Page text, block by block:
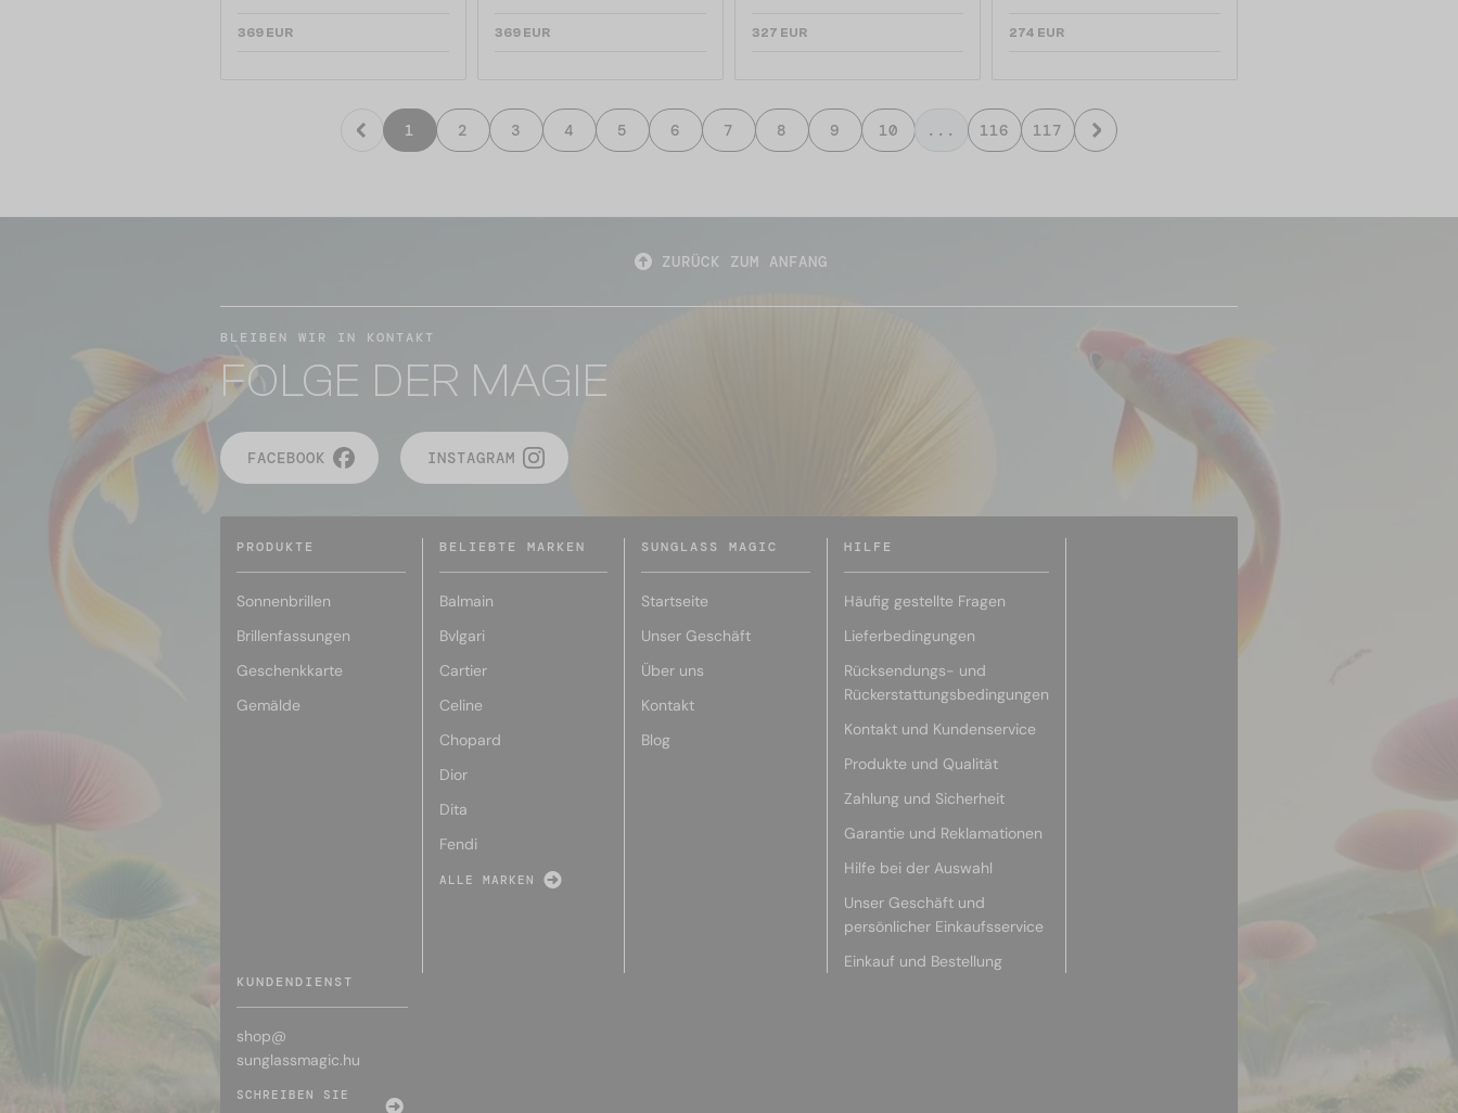
369 EUR 369 EUR 327 EUR 274 EUR
1 2 3 4 5 6 7 8 9 10 ... 116 117
ZURÜCK ZUM ANFANG
BLEIBEN WIR IN KONTAKT
FOLGE DER MAGIE
FACEBOOK INSTAGRAM
PRODUKTE
Sonnenbrillen
Brillenfassungen
Geschenkkarte
Gemälde
BELIEBTE MARKEN
Balmain
Bvlgari
Cartier
Celine
Chopard
Dior
Dita
Fendi
ALLE MARKEN
SUNGLASS MAGIC
Startseite
Unser Geschäft
Über uns
Kontakt
Blog
HILFE
Häufig gestellte Fragen
Lieferbedingungen
Rücksendungs- und
Rückerstattungsbedingungen
Kontakt und Kundenservice
Produkte und Qualität
Zahlung und Sicherheit
Garantie und Reklamationen
Hilfe bei der Auswahl
Unser Geschäft und
persönlicher Einkaufsservice
Einkauf und Bestellung
KUNDENDIENST
shop@
sunglassmagic.hu
SCHREIBEN SIE